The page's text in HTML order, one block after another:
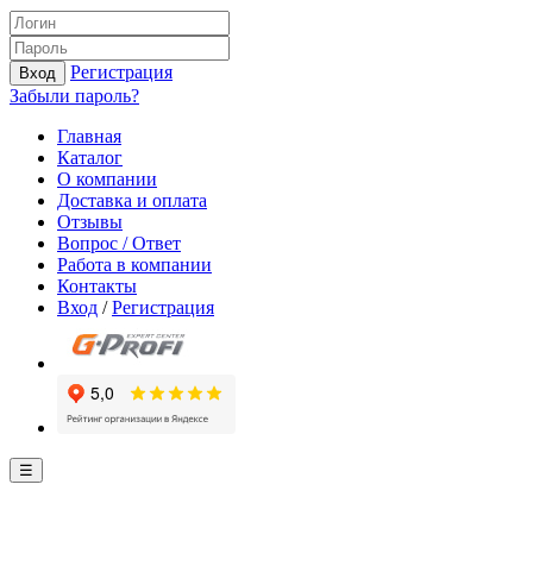
Вход
Регистрация
Забыли пароль?
Главная
Каталог
О компании
Доставка и оплата
Отзывы
Вопрос / Ответ
Работа в компании
Контакты
Вход /Регистрация
☰